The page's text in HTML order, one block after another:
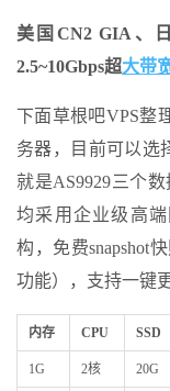
美国CN2 GIA、
2.5~10Gbps超大带
下面草根吧VPS整
务器，目前可以选
就是AS9929三个
均采用企业级高
构，免费snapshot
功能），支持一键
内存 CPU SSD
1G 2核 20G